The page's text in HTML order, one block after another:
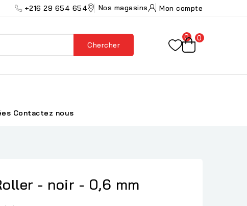
+216 29 654 654 Nos magasins Mon compte
Chercher
0 0
Contactez nous
- noir - 0,6 mm